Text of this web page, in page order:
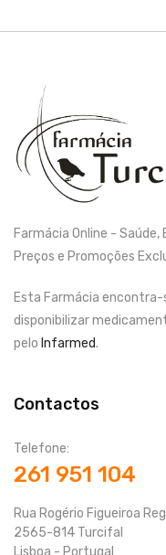
Farmácia Online -
Preços e Promoções
Esta Farmácia
disponibilizar
pelo Infarmed.
Contactos
Telefone:
261 951 104
Rua Rogério Figueiroa
2565-814 Turcifal